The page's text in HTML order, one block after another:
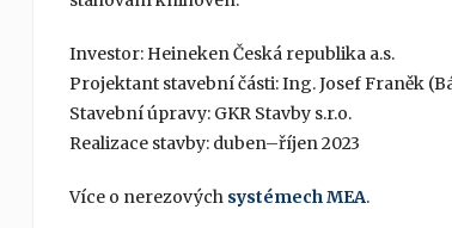
Investor: Heineken Česká republika a.s.
Projektant stavební části: Ing. Josef Franěk
Stavební úpravy: GKR Stavby s.r.o.
Realizace stavby: duben–říjen 2023
Více o nerezových systémech MEA.